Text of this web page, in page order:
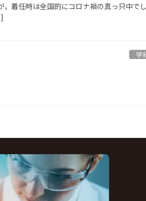
着任時は全国的にコロナ禍の真っ只中で
学